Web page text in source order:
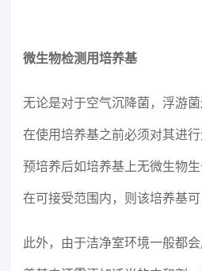
微生物检测用培养基
无论是对于空气沉降菌，浮游
在使用培养基之前必须对其进
预培养后如培养基上无微生物
在可接受范围内，则该培养基可
此外，由于洁净室环境一般都